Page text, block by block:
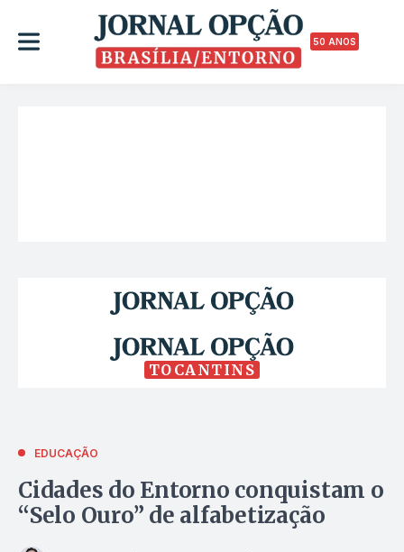
50 ANOS
TOCANTINS
EDUCAÇÃO
Cidades do Entorno conquistam o
“Selo Ouro” de alfabetização